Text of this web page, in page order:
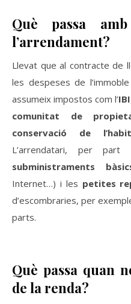
Què passa
l’arrendament?
Llevat que al contracte de
les despeses de
assumeix impostos com l’IBI
comunitat de
conservació de
L’arrendatari, per
subministraments
Internet…) i les petites
d’escombraries, per
parts.
Què passa quan
de la renda?